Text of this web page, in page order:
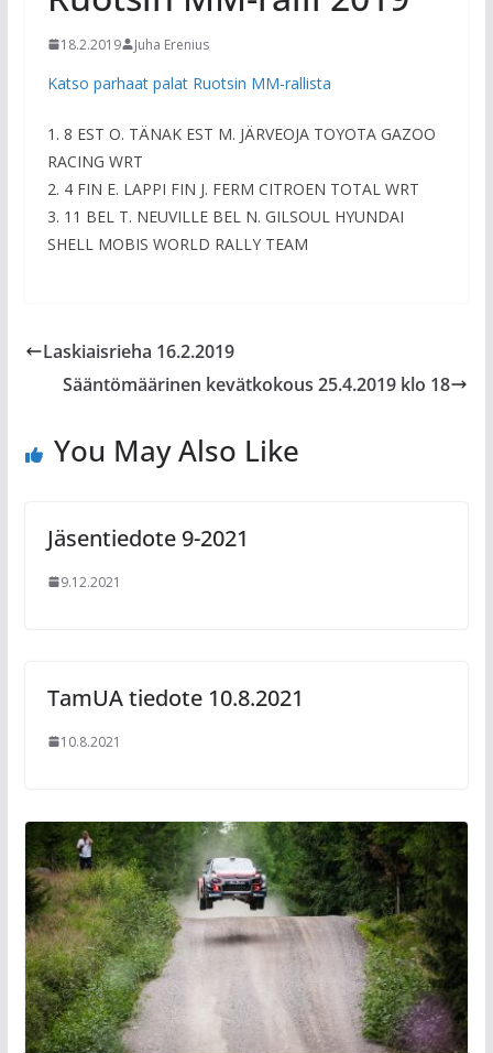
18.2.2019 Juha Erenius
Katso parhaat palat Ruotsin MM-rallista
1. 8 EST O. TÄNAK EST M. JÄRVEOJA TOYOTA GAZOO
RACING WRT
2. 4 FIN E. LAPPI FIN J. FERM CITROEN TOTAL WRT
3. 11 BEL T. NEUVILLE BEL N. GILSOUL HYUNDAI
SHELL MOBIS WORLD RALLY TEAM
Laskiaisrieha 16.2.2019
Sääntömäärinen kevätkokous 25.4.2019 klo 18
You May Also Like
Jäsentiedote 9-2021
9.12.2021
TamUA tiedote 10.8.2021
10.8.2021